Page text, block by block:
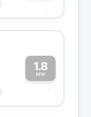
1.8
MW
1